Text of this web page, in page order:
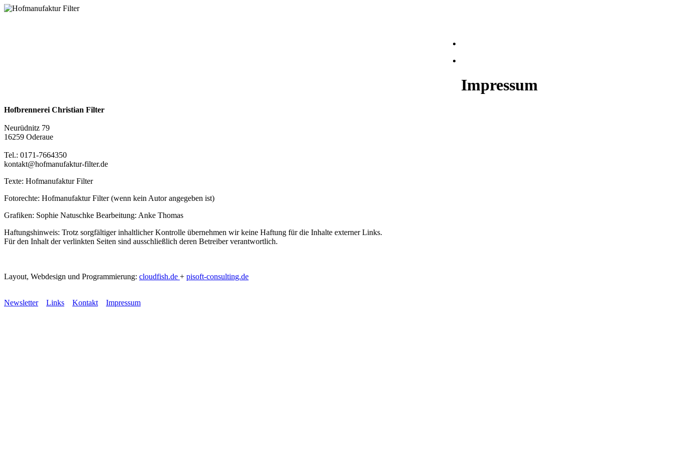
Impressum
Hofbrennerei Christian Filter
Neurüdnitz 79
16259 Oderaue
Tel.: 0171-7664350
kontakt@hofmanufaktur-filter.de
Texte: Hofmanufaktur Filter
Fotorechte: Hofmanufaktur Filter (wenn kein Autor angegeben ist)
Grafiken: Sophie Natuschke Bearbeitung: Anke Thomas
Haftungshinweis: Trotz sorgfältiger inhaltlicher Kontrolle übernehmen wir keine Haftung für die Inhalte externer Links.
Für den Inhalt der verlinkten Seiten sind ausschließlich deren Betreiber verantwortlich.
Layout, Webdesign und Programmierung: cloudfish.de + pisoft-consulting.de
Newsletter Links Kontakt Impressum